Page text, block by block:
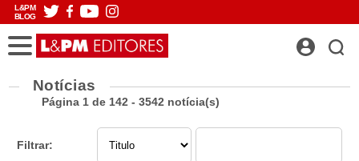
L&PM
BLOG
Notícias
Página 1 de 142 - 3542 notícia(s)
Filtrar: